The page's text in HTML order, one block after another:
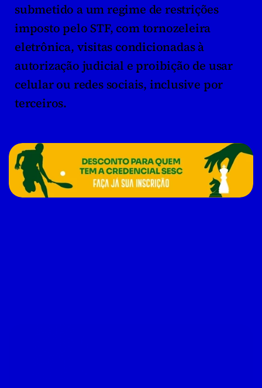
submetido a um regime de restrições
imposto pelo STF, com tornozeleira
eletrônica, visitas condicionadas à
autorização judicial e proibição de usar
celular ou redes sociais, inclusive por
terceiros.